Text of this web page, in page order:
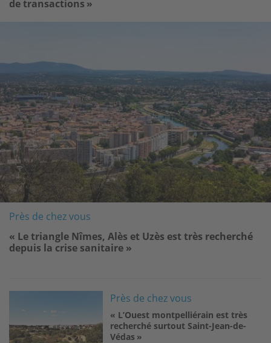
de transactions »
Près de chez vous
« Le triangle Nîmes, Alès et Uzès est très recherché
depuis la crise sanitaire »
Près de chez vous
« L’Ouest montpelliérain est très
recherché surtout Saint-Jean-de-
Védas »